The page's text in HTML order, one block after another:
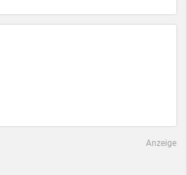
Anzeige